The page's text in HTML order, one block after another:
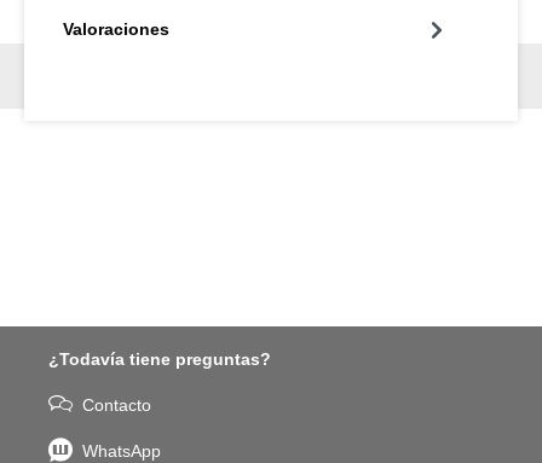
Valoraciones
¿Todavía tiene preguntas?
Contacto
WhatsApp